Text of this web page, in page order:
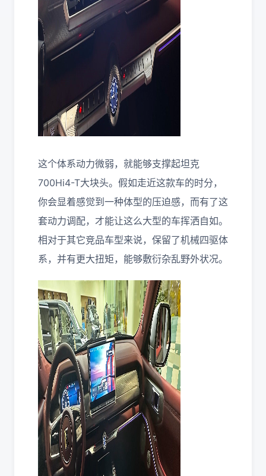
这个体系动力微弱，就能够支撑起坦克
700Hi4-T大块头。假如走近这款车的时分，
你会显着感觉到一种体型的压迫感，而有了这
套动力调配，才能让这么大型的车挥洒自如。
相对于其它竞品车型来说，保留了机械四驱体
系，并有更大扭矩，能够敷衍杂乱野外状况。